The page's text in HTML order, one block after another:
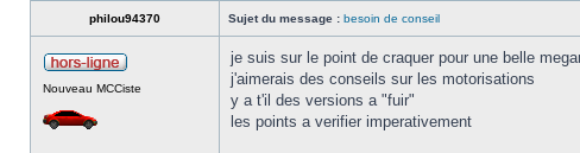
philou94370 Sujet du message : besoin de conseil
Nouveau MCCiste
je suis sur le point de craquer pour une belle
j'aimerais des conseils sur les motorisations
y a t'il des versions a "fuir"
les points a verifier imperativement